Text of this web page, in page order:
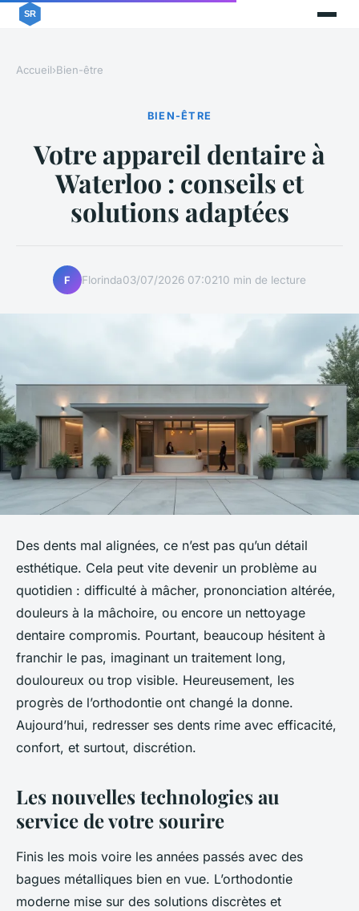
Accueil›Bien-être
BIEN-ÊTRE
Votre appareil dentaire à
Waterloo : conseils et
solutions adaptées
F Florinda03/07/2026 07:0210 min de lecture
Des dents mal alignées, ce n’est pas qu’un détail
esthétique. Cela peut vite devenir un problème au
quotidien : difficulté à mâcher, prononciation altérée,
douleurs à la mâchoire, ou encore un nettoyage
dentaire compromis. Pourtant, beaucoup hésitent à
franchir le pas, imaginant un traitement long,
douloureux ou trop visible. Heureusement, les
progrès de l’orthodontie ont changé la donne.
Aujourd’hui, redresser ses dents rime avec efficacité,
confort, et surtout, discrétion.
Les nouvelles technologies au
service de votre sourire
Finis les mois voire les années passés avec des
bagues métalliques bien en vue. L’orthodontie
moderne mise sur des solutions discrètes et